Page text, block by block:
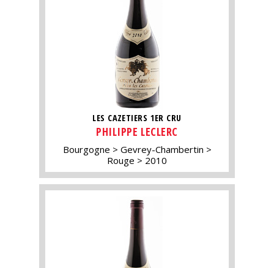
LES CAZETIERS 1ER CRU
PHILIPPE LECLERC
Bourgogne
Gevrey-Chambertin
Rouge
2010